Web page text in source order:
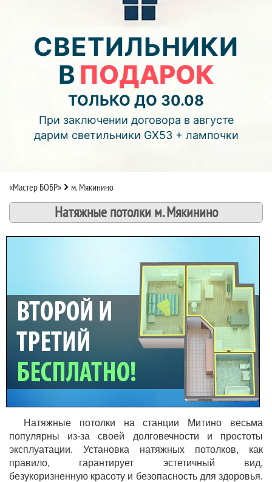
До конца акции:
06 06 51
дней часов мин.
Подробнее об акции >>
Монтаж двухуровнего потолка
с фотопечатью и подсветкой (смотреть видео)
СВЕТИЛЬНИКИ
ВПОДАРОК
ТОЛЬКО ДО 30.08
При заключении договора в августе
дарим светильники GX53 + лампочки
«Мастер БОБР» м. Мякинино
Натяжные потолки м. Мякинино
Натяжные потолки на станции Митино весьма
популярны из-за своей долговечности и простоты
эксплуатации. Установка натяжных потолков, как
правило, гарантирует эстетичный вид,
безукоризненную красоту и безопасность для здоровья.